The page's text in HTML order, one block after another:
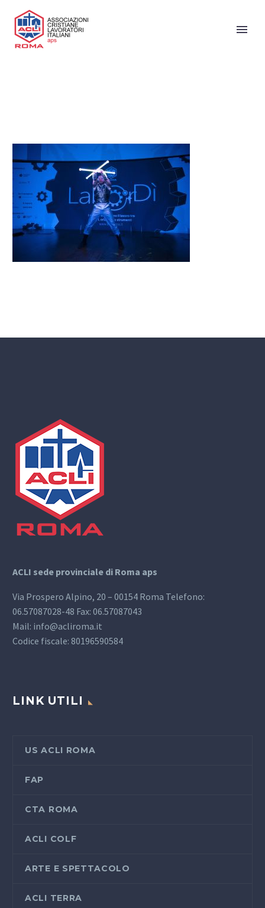
ACLI sede provinciale di Roma aps
Via Prospero Alpino, 20 – 00154 Roma Telefono:
06.57087028-48 Fax: 06.57087043
Mail: info@acliroma.it
Codice fiscale: 80196590584
LINK UTILI
US ACLI ROMA
FAP
CTA ROMA
ACLI COLF
ARTE E SPETTACOLO
ACLI TERRA